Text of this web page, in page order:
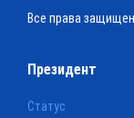
Все права
Президент
Статус